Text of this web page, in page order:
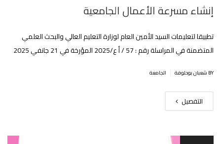
إنشاء مسرعة الأعمال الجامعية
تطبيقا لتعليمات السيد الأمين العام لوزارة التعليم العالي والبحث العلمي
المتضمنة في المراسلة رقم : 57 / أ ع/2025 المؤرخة في 21 جانفي 2025
BY شعبان بوحلوفة الجامعة
التفصيل